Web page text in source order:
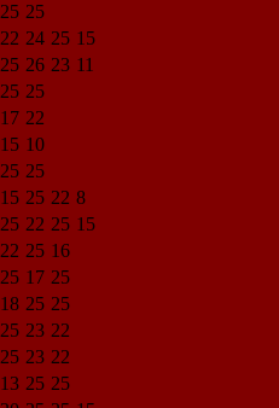
25 25
22 24 25 15
25 26 23 11
25 25
17 22
15 10
25 25
15 25 22 8
25 22 25 15
22 25 16
25 17 25
18 25 25
25 23 22
25 23 22
13 25 25